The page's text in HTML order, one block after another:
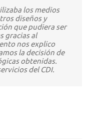
los medios
diseños y
que pudiera ser
gracias al
nos explico
la decisión de
obtenidas.
del CDI.